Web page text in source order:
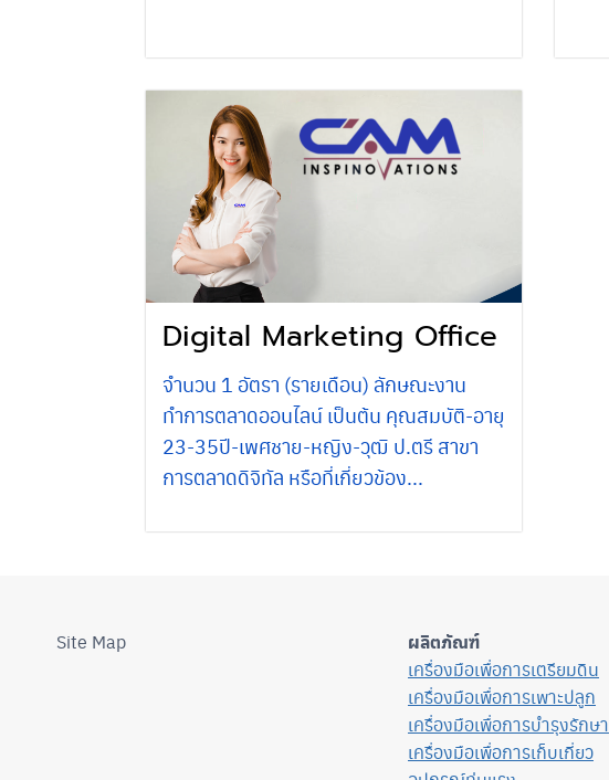
Digital Marketing Office
จำนวน 1 อัตรา (รายเดือน) ลักษณะงาน
ทำการตลาดออนไลน์ เป็นต้น คุณสมบัติ-อายุ
23-35ปี-เพศชาย-หญิง-วุฒิ ป.ตรี สาขา
การตลาดดิจิทัล หรือที่เกี่ยวข้อง...
Site Map
ผลิตภัณฑ์
เครื่องมือเพื่อการเตรียมดิน
เครื่องมือเพื่อการเพาะปลูก
เครื่องมือเพื่อการบำรุงรักษา
เครื่องมือเพื่อการเก็บเกี่ยว